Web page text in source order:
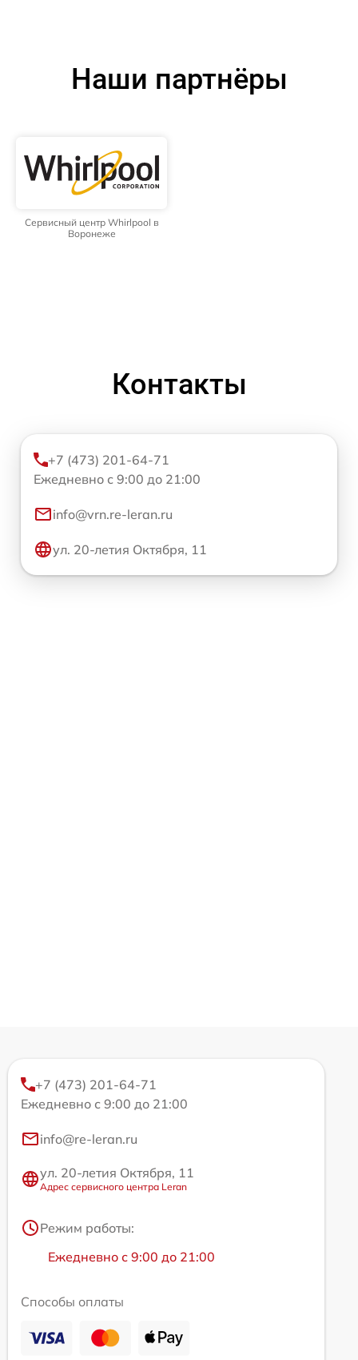
Наши партнёры
Сервисный центр Whirlpool в
Воронеже
Контакты
+7 (473) 201-64-71
Ежедневно с 9:00 до 21:00
info@vrn.re-leran.ru
ул. 20-летия Октября, 11
+7 (473) 201-64-71
Ежедневно с 9:00 до 21:00
info@re-leran.ru
ул. 20-летия Октября, 11
Адрес сервисного центра Leran
Режим работы:
Ежедневно с 9:00 до 21:00
Способы оплаты